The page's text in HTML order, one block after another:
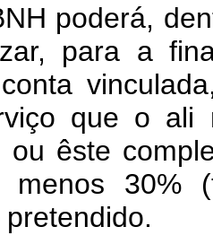
poderá,
para a
que o ali
ou êste
30%